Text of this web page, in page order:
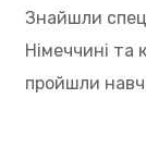
Знайшли
Німеччині та
пройшли